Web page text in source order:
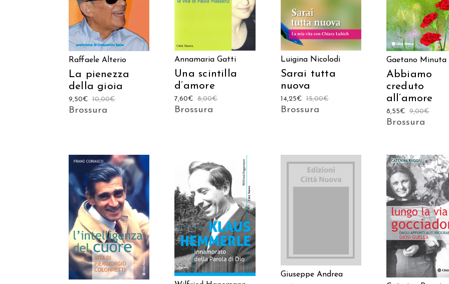
Raffaele Alterio
La pienezza
della gioia
10,00€
9,50€
Brossura
Annamaria Gatti
Una scintilla
d’amore
8,00€
7,60€
Brossura
Luigina Nicolodi
Sarai tutta
nuova
15,00€
14,25€
Brossura
Gaetano Minuta
Abbiamo
creduto
all’amore
9,00€
8,55€
Brossura
AGGIUNGI AL
CARRELLO
AGGIUNGI AL
CARRELLO
Giuseppe Andrea
AGGIUNGI AL
CARRELLO